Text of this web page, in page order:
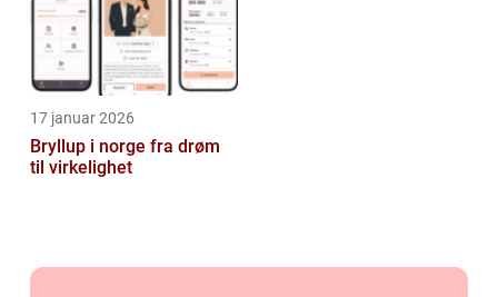
17 januar 2026
Bryllup i norge fra drøm
til virkelighet